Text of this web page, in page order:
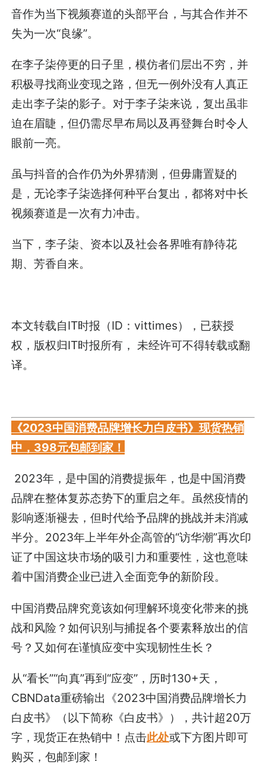
音作为当下视频赛道的头部平台，与其合作并不
失为一次“良缘”。
在李子柒停更的日子里，模仿者们层出不穷，并
积极寻找商业变现之路，但无一例外没有人真正
走出李子柒的影子。对于李子柒来说，复出虽非
迫在眉睫，但仍需尽早布局以及再登舞台时令人
眼前一亮。
虽与抖音的合作仍为外界猜测，但毋庸置疑的
是，无论李子柒选择何种平台复出，都将对中长
视频赛道是一次有力冲击。
当下，李子柒、资本以及社会各界唯有静待花
期、芳香自来。
本文转载自IT时报（ID：vittimes），已获授
权，版权归IT时报所有， 未经许可不得转载或翻
译。
《2023中国消费品牌增长力白皮书》现货热销
中，398元包邮到家！
2023年，是中国的消费提振年，也是中国消费
品牌在整体复苏态势下的重启之年。虽然疫情的
影响逐渐褪去，但时代给予品牌的挑战并未消减
半分。2023年上半年外企高管的“访华潮”再次印
证了中国这块市场的吸引力和重要性，这也意味
着中国消费企业已进入全面竞争的新阶段。
中国消费品牌究竟该如何理解环境变化带来的挑
战和风险？如何识别与捕捉各个要素释放出的信
号？又如何在谨慎应变中实现韧性生长？
从“看长”“向真”再到“应变”，历时130+天，
CBNData重磅输出《2023中国消费品牌增长力
白皮书》（以下简称《白皮书》），共计超20万
字，现货正在热销中！点击此处或下方图片即可
购买，包邮到家！